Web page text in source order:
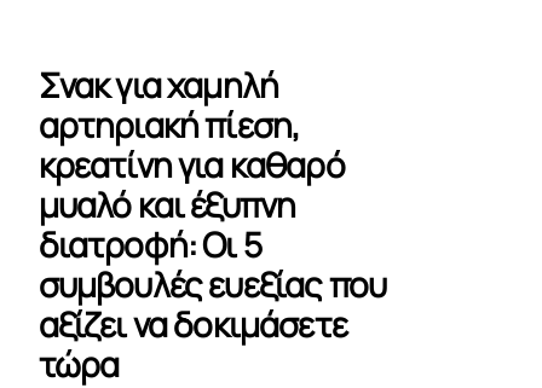
Σνακ για χαμηλή
αρτηριακή πίεση,
κρεατίνη για καθαρό
μυαλό και έξυπνη
διατροφή: Οι 5
συμβουλές ευεξίας που
αξίζει να δοκιμάσετε
τώρα